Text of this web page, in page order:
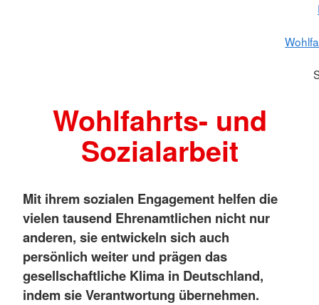
Wohlfahrts- und
Sozialarbeit
Mit ihrem sozialen Engagement helfen die
vielen tausend Ehrenamtlichen nicht nur
anderen, sie entwickeln sich auch
persönlich weiter und prägen das
gesellschaftliche Klima in Deutschland,
indem sie Verantwortung übernehmen.